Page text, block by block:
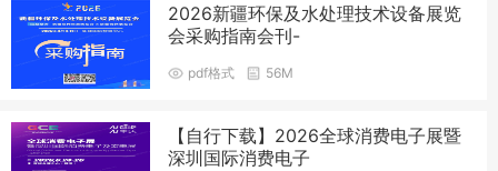
2026新疆环保及水处理技术设备展览
会采购指南会刊-
pdf格式 56M
【自行下载】2026全球消费电子展暨
深圳国际消费电子